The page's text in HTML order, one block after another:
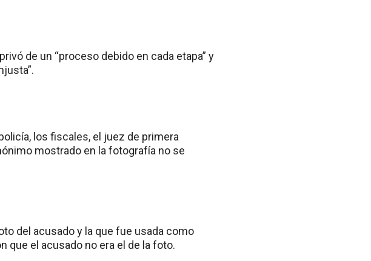
de un “proceso debido en cada etapa” y
los fiscales, el juez de primera
mostrado en la fotografía no se
del acusado y la que fue usada como
que el acusado no era el de la foto.